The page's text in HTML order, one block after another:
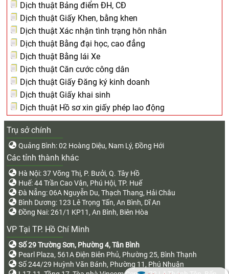
Dịch thuật Bảng điểm ĐH, CĐ
Dịch thuật Giấy Khen, bằng khen
Dịch thuật Xác nhận tình trạng hôn nhân
Dịch thuật Bằng đại học, cao đẳng
Dịch thuật Bằng lái Xe
Dịch thuật Căn cước công dân
Dịch thuật Giấy Đăng ký kinh doanh
Dịch thuật Giấy khai sinh
Dịch thuật Hồ sơ xin giấy phép lao động
Trụ sở chính
Quảng Bình: 02 Hoàng Diệu, Nam Lý, Đồng Hới
Các tỉnh thành khác
Hà Nội: 37 Võng Thị, P. Bưởi, Q. Tây Hồ
Huế: 44 Trần Cao Vân, Phú Hội, TP. Huế
Đà Nẵng: 06A Nguyễn Du, Thạch Thang, Hải Châu
Bình Dương: 123 Lê Trọng Tấn, An Bình, Dĩ An
Đồng Nai: 261/1 KP11, An Bình, Biên Hòa
VP Tại TP. Hồ Chí Minh
Số 29 Trường Sơn, Phường 4, Tân Bình
Pearl Plaza, 561A Điện Biên Phủ, Phường 25, Bình Thạnh
Số 244/29 Huỳnh Văn Bánh, Phường 11, Phú Nhuận